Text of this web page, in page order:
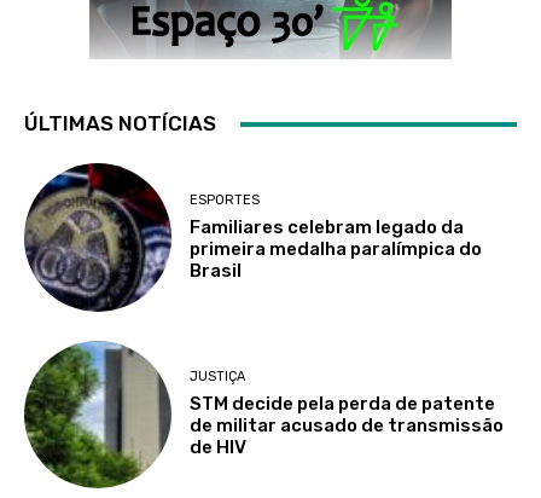
ÚLTIMAS NOTÍCIAS
ESPORTES
Familiares celebram legado da
primeira medalha paralímpica do
Brasil
JUSTIÇA
STM decide pela perda de patente
de militar acusado de transmissão
de HIV